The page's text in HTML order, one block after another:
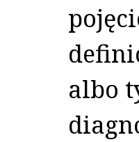
albo